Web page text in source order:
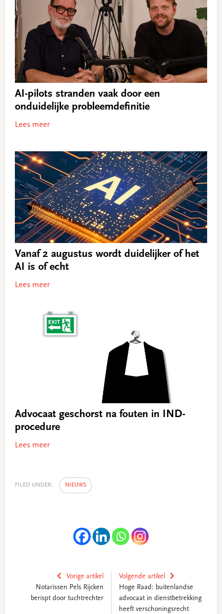
AI-pilots stranden vaak door een
onduidelijke probleemdefinitie
Lees meer
Vanaf 2 augustus wordt duidelijker of het
AI is of echt
Lees meer
Advocaat geschorst na fouten in IND-
procedure
Lees meer
FILED UNDER: NIEUWS
Vorige artikel
Notarissen Pels Rijcken
berispt door tuchtrechter
Volgende artikel
Hoge Raad: buitenlandse
advocaat in dienstbetrekking
heeft verschoningsrecht